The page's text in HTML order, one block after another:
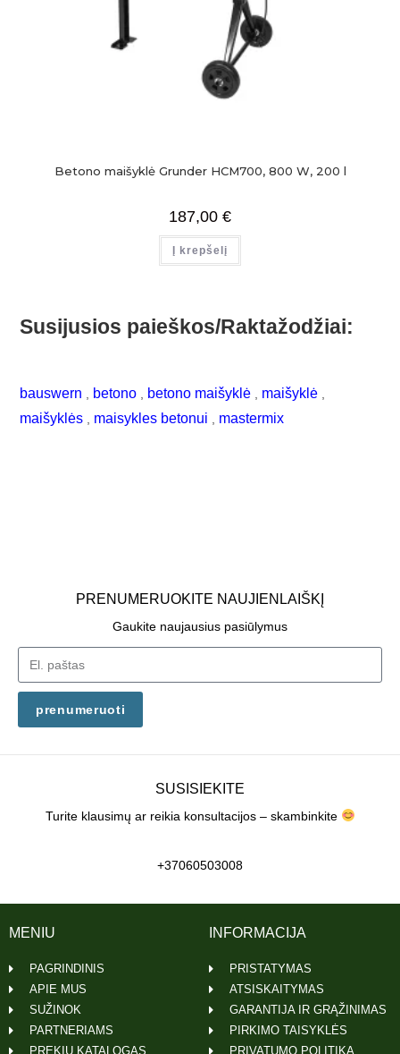
Betono maišyklė Grunder HCM700, 800 W, 200 l
187,00 €
Į krepšelį
Susijusios paieškos/Raktažodžiai:
bauswern betono betono maišyklė maišyklė
maišyklės maisykles betonui mastermix
PRENUMERUOKITE NAUJIENLAIŠKĮ
Gaukite naujausius pasiūlymus
prenumeruoti
SUSISIEKITE
Turite klausimų ar reikia konsultacijos – skambinkite
+37060503008
INFORMACIJA
PRISTATYMAS
ATSISKAITYMAS
GARANTIJA IR GRĄŽINIMAS
PIRKIMO TAISYKLĖS
PRIVATUMO POLITIKA
MENIU
PAGRINDINIS
APIE MUS
SUŽINOK
PARTNERIAMS
PREKIŲ KATALOGAS